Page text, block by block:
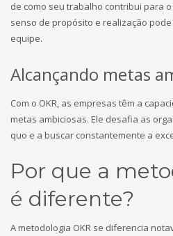
de como seu trabalho contribui para
senso de propósito e realização
equipe.
Alcançando metas
Com o OKR, as empresas têm a
metas ambiciosas. Ele desafia as
quo e a buscar constantemente a
Por que a
é diferente?
A metodologia OKR se diferencia